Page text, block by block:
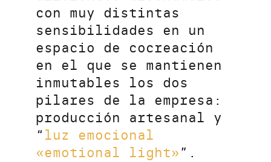
con muy distintas
sensibilidades en un
espacio de cocreación
en el que se mantienen
inmutables los dos
pilares de la empresa:
producción artesanal y
“ luz emocional
«emotional light»”.